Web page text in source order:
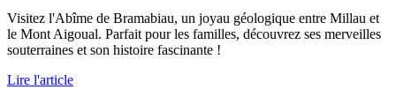
Visitez l'Abîme de Bramabiau, un joyau géologique entre Millau et
le Mont Aigoual. Parfait pour les familles, découvrez ses merveilles
souterraines et son histoire fascinante !
Lire l'article